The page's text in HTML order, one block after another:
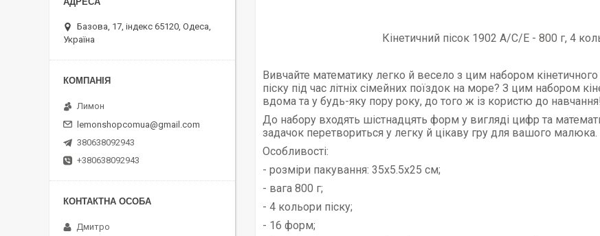
Кінетичний пісок 1902 A/C/E - 800 г, 4
Вивчайте математику легко й весело з цим набором
піску під час літніх сімейних поїздок на море? З цим набором
вдома та у будь-яку пору року, до того ж із користю до навчання!
До набору входять шістнадцять форм у вигляді цифр та
задачок перетвориться у легку й цікаву гру для вашого малюка.
Особливості:
- розміри пакування: 35х5.5х25 см;
- вага 800 г;
- 4 кольори піску;
- 16 форм;
Базова, 17, індекс 65120, Одеса,
Україна
Лимон
lemonshopcomua@gmail.com
380638092943
+380638092943
Дмитро